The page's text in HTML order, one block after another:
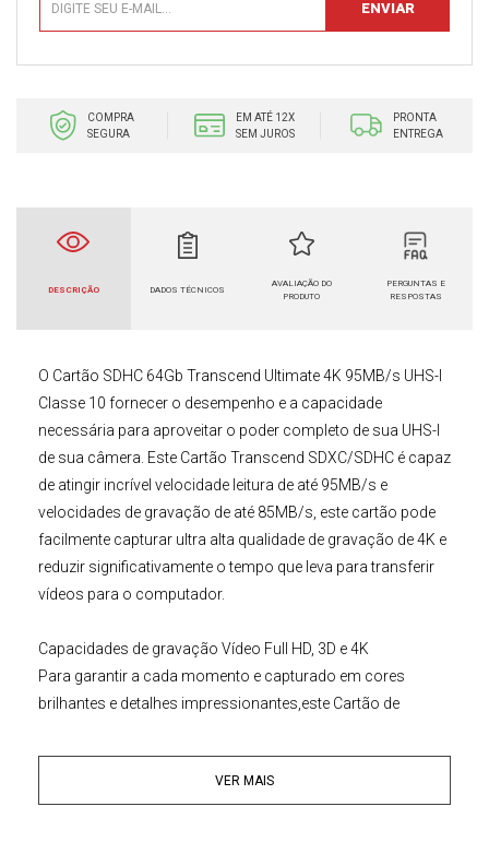
COMPRA
SEGURA
EM ATÉ 12X
SEM JUROS
PRONTA
ENTREGA
DESCRIÇÃO DADOS TÉCNICOS
AVALIAÇÃO DO
PRODUTO
PERGUNTAS E
RESPOSTAS
O Cartão SDHC 64Gb Transcend Ultimate 4K 95MB/s UHS-I
Classe 10 fornecer o desempenho e a capacidade
necessária para aproveitar o poder completo de sua UHS-I
de sua câmera. Este Cartão Transcend SDXC/SDHC é capaz
de atingir incrível velocidade leitura de até 95MB/s e
velocidades de gravação de até 85MB/s, este cartão pode
facilmente capturar ultra alta qualidade de gravação de 4K e
reduzir significativamente o tempo que leva para transferir
vídeos para o computador.
Capacidades de gravação Vídeo Full HD, 3D e 4K
Para garantir a cada momento e capturado em cores
brilhantes e detalhes impressionantes,este Cartão de
velocidades de até 85MB/s de gravação. Isso os torna
perfeito para ação rápida fotografia consecutiva e
VER MAIS